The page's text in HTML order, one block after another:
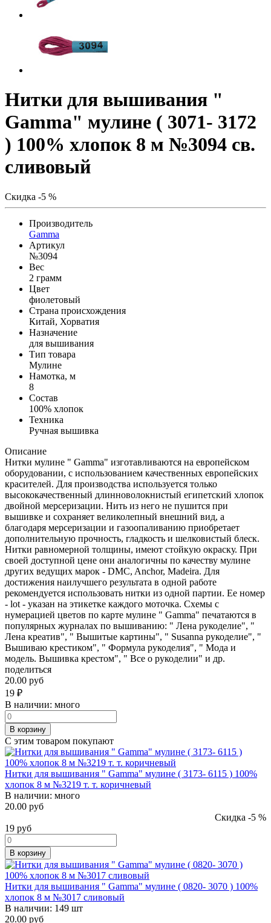
Нитки для вышивания "
Gamma" мулине ( 3071- 3172
) 100% хлопок 8 м №3094 св.
сливовый
Скидка -5 %
Производитель
Gamma
Артикул
№3094
Вес
2 грамм
Цвет
фиолетовый
Страна происхождения
Китай, Хорватия
Назначение
для вышивания
Тип товара
Мулине
Намотка, м
8
Состав
100% хлопок
Техника
Ручная вышивка
Описание
Нитки мулине " Gamma" изготавливаются на европейском
оборудовании, с использованием качественных европейских
красителей. Для производства используется только
высококачественный длинноволокнистый египетский хлопок
двойной мерсеризации. Нить из него не пушится при
вышивке и сохраняет великолепный внешний вид, а
благодаря мерсеризации и газоопаливанию приобретает
дополнительную прочность, гладкость и шелковистый блеск.
Нитки равномерной толщины, имеют стойкую окраску. При
своей доступной цене они аналогичны по качеству мулине
других ведущих марок - DMC, Anchor, Madeira. Для
достижения наилучшего результата в одной работе
рекомендуется использовать нитки из одной партии. Ее номер
- lot - указан на этикетке каждого моточка. Схемы с
нумерацией цветов по карте мулине " Gamma" печатаются в
популярных журналах по вышиванию: " Лена рукоделие", "
Лена креатив", " Вышитые картины", " Susanna рукоделие", "
Вышиваю крестиком", " Формула рукоделия", " Мода и
модель. Вышивка крестом", " Все о рукоделии" и др.
поделиться
20.00 руб
19 ₽
В наличии: много
В корзину
С этим товаром покупают
Нитки для вышивания " Gamma" мулине ( 3173- 6115 ) 100%
хлопок 8 м №3219 т. т. коричневый
В наличии: много
20.00 руб
Скидка -5 %
19 руб
В корзину
Нитки для вышивания " Gamma" мулине ( 0820- 3070 ) 100%
хлопок 8 м №3017 сливовый
В наличии: 149 шт
20.00 руб